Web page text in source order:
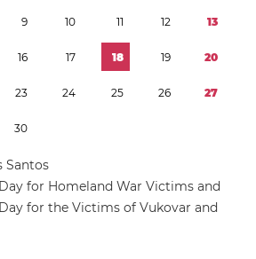
9 10 11 12 13
16 17 18 19 20
23 24 25 26 27
30
Santos
for Homeland War Victims and
for the Victims of Vukovar and